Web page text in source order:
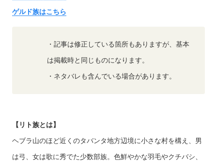
ゲルド族はこちら
・記事は修正している箇所もありますが、基本
は掲載時と同じものになります。
・ネタバレも含んでいる場合があります。
【リト族とは】
ヘブラ山のほど近くのタバンタ地方辺境に小さな村を構え、男
は弓、女は歌に秀でた少数部族。色鮮やかな羽毛やクチバシ、